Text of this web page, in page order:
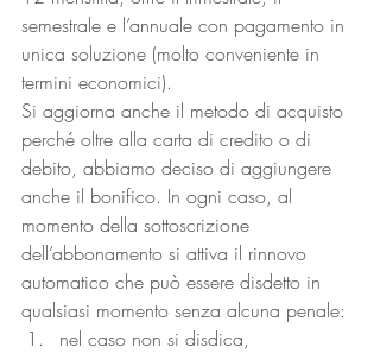
semestrale e l’annuale con pagamento in
unica soluzione (molto conveniente in
termini economici).
Si aggiorna anche il metodo di acquisto
perché oltre alla carta di credito o di
debito, abbiamo deciso di aggiungere
anche il bonifico. In ogni caso, al
momento della sottoscrizione
dell’abbonamento si attiva il rinnovo
automatico che può essere disdetto in
qualsiasi momento senza alcuna penale:
nel caso non si disdica,